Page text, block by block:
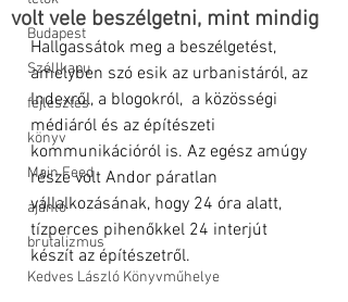
Budapest
Széllkapu
fejlesztés
könyv
Main Feed
ajánló
brutalizmus
Kedves László Könyvműhelye
volt vele beszélgetni, mint mindig
Hallgassátok meg a beszélgetést,
amelyben szó esik az urbanistáról, az
Indexről, a blogokról,  a közösségi
médiáról és az építészeti
kommunikációról is. Az egész amúgy
része volt Andor páratlan
vállalkozásának, hogy 24 óra alatt,
tízperces pihenőkkel 24 interjút
készít az építészetről.